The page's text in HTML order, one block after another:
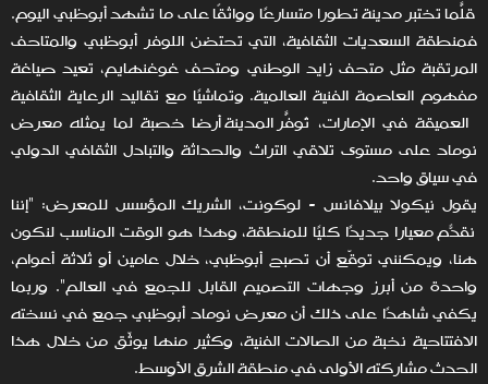
قلّما تختبر مدينة تطورًا متسارعًا وواثقًا على ما تشهد أبوظبي اليوم.
فمنطقة السعديات الثقافية، التي تحتضن اللوفر أبوظبي والمتاحف
المرتقبة مثل متحف زايد الوطني ومتحف غوغنهايم، تعيد صياغة
مفهوم العاصمة الفنية العالمية. وتماشيًا مع تقاليد الرعاية الثقافية
العميقة في الإمارات، تُوفّر المدينة أرضًا خصبة لما يمثله معرض
نوماد على مستوى تلاقي التراث والحداثة والتبادل الثقافي الدولي
في سياق واحد.
يقول نيكولا بيلافانس - لوكونت، الشريك المؤسس للمعرض: "إننا
نقدّم معيارًا جديدًا كليًا للمنطقة، وهذا هو الوقت المناسب لنكون
هنا، ويمكنني توقّع أن تصبح أبوظبي، خلال عامين أو ثلاثة أعوام،
واحدة من أبرز وجهات التصميم القابل للجمع في العالم". وربما
يكفي شاهدًا على ذلك أن معرض نوماد أبوظبي جمع في نسخته
الافتتاحية نخبة من الصالات الفنية، وكثير منها يوثّق من خلال هذا
الحدث مشاركته الأولى في منطقة الشرق الأوسط.